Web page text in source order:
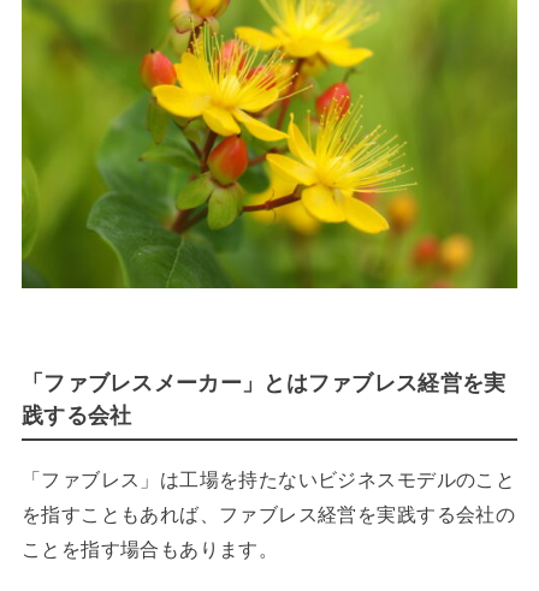
「ファブレスメーカー」とはファブレス経営を実
践する会社
「ファブレス」は工場を持たないビジネスモデルのこと
を指すこともあれば、ファブレス経営を実践する会社の
ことを指す場合もあります。